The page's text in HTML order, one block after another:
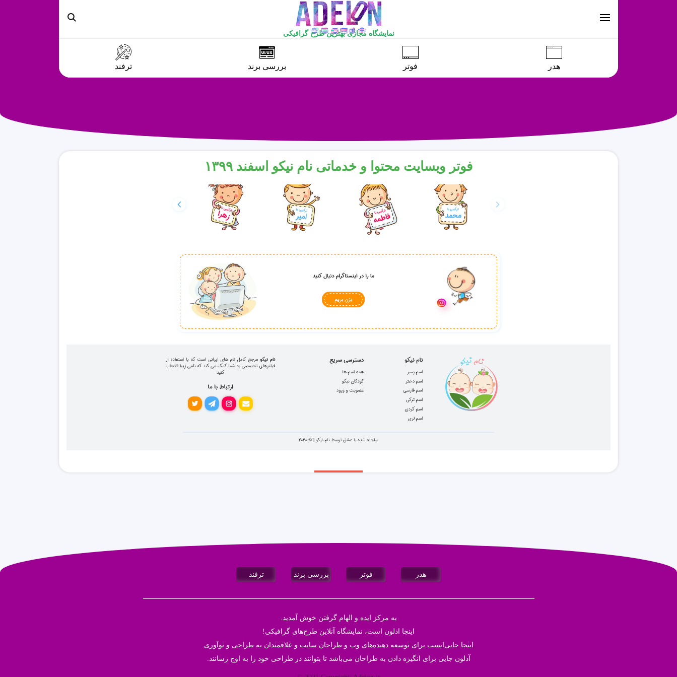
نمایشگاه مجازی بهترین طرح گرافیکی
هدر فوتر بررسی برند ترفند
فوتر وبسایت محتوا و خدماتی نام نیکو اسفند ۱۳۹۹
هدر فوتر بررسی برند ترفند
به مرکز ایده و الهام گرفتن خوش آمدید.
اینجا ادلون است، نمایشگاه آنلاین طرح‌های گرافیکی!
اینجا جایی‌ایست برای توسعه دهنده‌های وب و طراحان سایت و علاقمندان به طراحی و نوآوری
آدلون جایی برای انگیزه دادن به طراحان می‌باشد تا بتوانند در طراحی خود‌ را به اوج رسانند.